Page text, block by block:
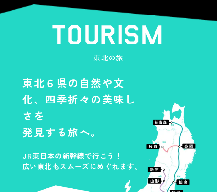
※
ARフォトフレームはポスター掲出場所の位
置情報とスマートフォン端末の位置情報が
連動していることが取得条件となります。
端末の「位置情報」をオンにしてくださ
エントリー
条件2
プレゼントキャンペーン期間を
乗車日とし、かつ東北６県にある
東北・秋田・山形新幹線の駅を
新幹線eチケットサ
ービス」を１回以上お申し込み
の上、期間中にご利用
※発駅は問いません。
東北の旅
東北６県の自然や文
化、四季折々の美味し
さを
発見する旅へ。
JR東日本の新幹線で行こう！
広い東北もスムーズにめぐれます。